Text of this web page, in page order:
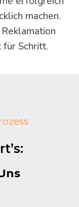
machen.
für Schritt.